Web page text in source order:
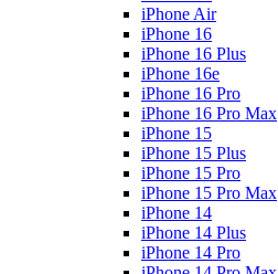
iPhone Air
iPhone 16
iPhone 16 Plus
iPhone 16e
iPhone 16 Pro
iPhone 16 Pro Max
iPhone 15
iPhone 15 Plus
iPhone 15 Pro
iPhone 15 Pro Max
iPhone 14
iPhone 14 Plus
iPhone 14 Pro